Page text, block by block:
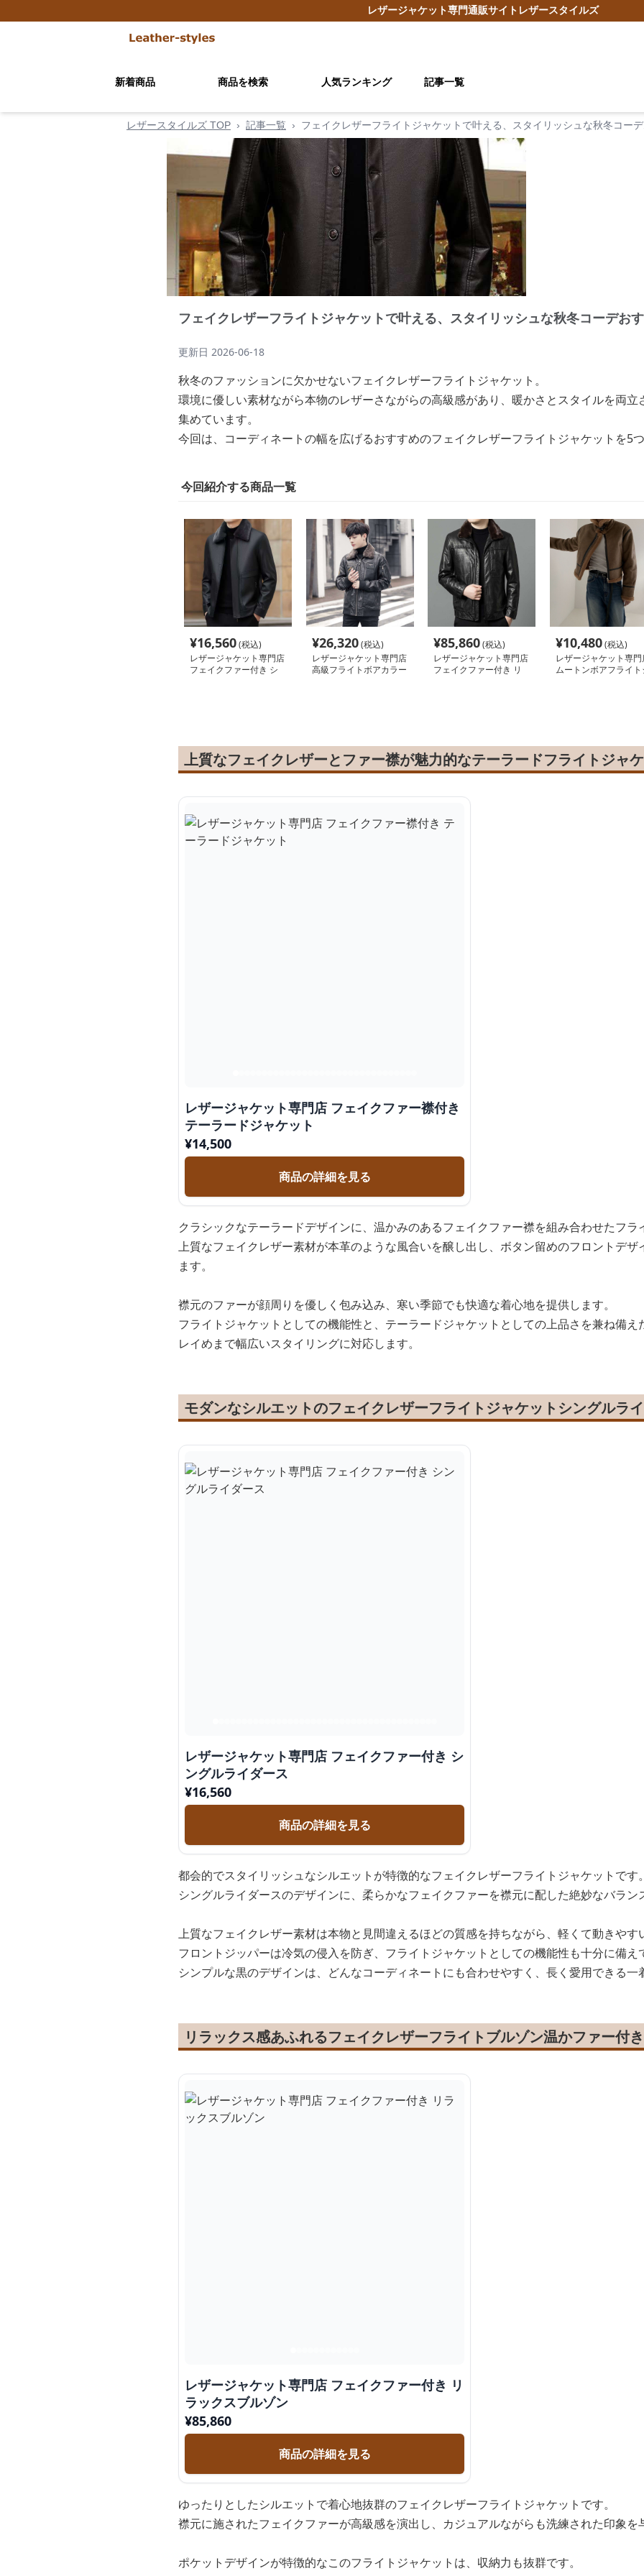
レザージャケット専門通販サイト レザースタイルズ
新着商品 商品を検索 人気ランキング 記事一覧
レザースタイルズ TOP › 記事一覧 › フェイクレザーフライトジャケットで叶える、スタイリッシュな秋冬コー
フェイクレザーフライトジャケットで叶える、スタイリッシュな秋冬コーデお
更新日 2026-06-18
秋冬のファッションに欠かせないフェイクレザーフライトジャケット。
環境に優しい素材ながら本物のレザーさながらの高級感があり、暖かさとスタイルを両立
集めています。
今回は、コーディネートの幅を広げるおすすめのフェイクレザーフライトジャケットを5つ
今回紹介する商品一覧
¥16,560(税込)
レザージャケット専門店
フェイクファー付き シ
¥26,320(税込)
レザージャケット専門店
高級フライトボアカラー
¥85,860(税込)
レザージャケット専門店
フェイクファー付き リ
¥10,480(税込)
レザージャケット専門
ムートンボアフライト
上質なフェイクレザーとファー襟が魅力的なテーラードフライトジャ
レザージャケット専門店 フェイクファー襟付き
テーラードジャケット
¥14,500
商品の詳細を見る
クラシックなテーラードデザインに、温かみのあるフェイクファー襟を組み合わせたフラ
上質なフェイクレザー素材が本革のような風合いを醸し出し、ボタン留めのフロントデザ
ます。
襟元のファーが顔周りを優しく包み込み、寒い季節でも快適な着心地を提供します。
フライトジャケットとしての機能性と、テーラードジャケットとしての上品さを兼ね備え
レイめまで幅広いスタイリングに対応します。
モダンなシルエットのフェイクレザーフライトジャケットシングルラ
レザージャケット専門店 フェイクファー付き シ
ングルライダース
¥16,560
商品の詳細を見る
都会的でスタイリッシュなシルエットが特徴的なフェイクレザーフライトジャケットです。
シングルライダースのデザインに、柔らかなフェイクファーを襟元に配した絶妙なバラン
上質なフェイクレザー素材は本物と見間違えるほどの質感を持ちながら、軽くて動きやす
フロントジッパーは冷気の侵入を防ぎ、フライトジャケットとしての機能性も十分に備え
シンプルな黒のデザインは、どんなコーディネートにも合わせやすく、長く愛用できる一
リラックス感あふれるフェイクレザーフライトブルゾン温かファー付き
レザージャケット専門店 フェイクファー付き リ
ラックスブルゾン
¥85,860
商品の詳細を見る
ゆったりとしたシルエットで着心地抜群のフェイクレザーフライトジャケットです。
襟元に施されたフェイクファーが高級感を演出し、カジュアルながらも洗練された印象を
ポケットデザインが特徴的なこのフライトジャケットは、収納力も抜群です。